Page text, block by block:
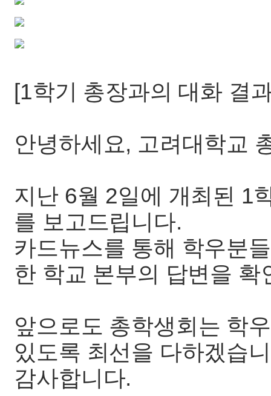
[1학기 총장과의 대화 결
안녕하세요, 고려대학교
지난 6월 2일에 개최된 1
를 보고드립니다.
카드뉴스를 통해 학우분
한 학교 본부의 답변을 확
앞으로도 총학생회는 학
있도록 최선을 다하겠습
감사합니다.